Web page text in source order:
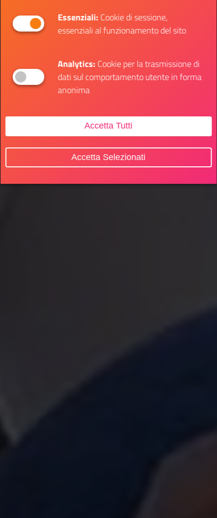
Essenziali:Cookie di sessione,
essenziali al funzionamento del sito
Analytics:Cookie per la trasmissione di
dati sul comportamento utente in forma
anonima
Accetta Tutti
Accetta Selezionati